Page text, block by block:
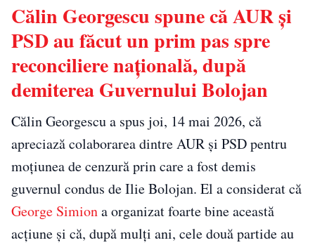
Călin Georgescu spune că AUR și
PSD au făcut un prim pas spre
reconciliere națională, după
demiterea Guvernului Bolojan
Călin Georgescu a spus joi, 14 mai 2026, că
apreciază colaborarea dintre AUR și PSD pentru
moțiunea de cenzură prin care a fost demis
guvernul condus de Ilie Bolojan. El a considerat că
George Simiona organizat foarte bine această
acțiune și că, după mulți ani, cele două partide au